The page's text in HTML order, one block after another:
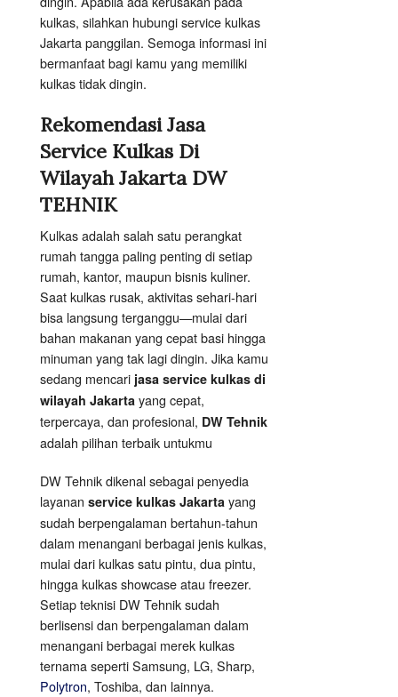
kulkas, silahkan hubungi service kulkas
Jakarta panggilan. Semoga informasi ini
bermanfaat bagi kamu yang memiliki
kulkas tidak dingin.
Rekomendasi Jasa
Service Kulkas Di
Wilayah Jakarta DW
TEHNIK
Kulkas adalah salah satu perangkat
rumah tangga paling penting di setiap
rumah, kantor, maupun bisnis kuliner.
Saat kulkas rusak, aktivitas sehari-hari
bisa langsung terganggu—mulai dari
bahan makanan yang cepat basi hingga
minuman yang tak lagi dingin. Jika kamu
sedang mencari jasa service kulkas di
wilayah Jakarta yang cepat,
terpercaya, dan profesional, DW Tehnik
adalah pilihan terbaik untukmu
DW Tehnik dikenal sebagai penyedia
layanan service kulkas Jakarta yang
sudah berpengalaman bertahun-tahun
dalam menangani berbagai jenis kulkas,
mulai dari kulkas satu pintu, dua pintu,
hingga kulkas showcase atau freezer.
Setiap teknisi DW Tehnik sudah
berlisensi dan berpengalaman dalam
menangani berbagai merek kulkas
ternama seperti Samsung, LG, Sharp,
Polytron, Toshiba, dan lainnya.